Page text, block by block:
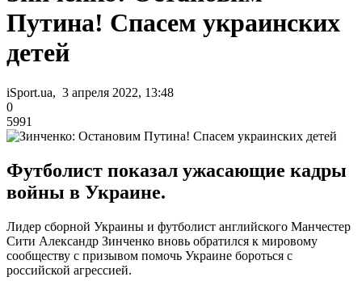
Путина! Спасем украинских
детей
iSport.ua, 3 апреля 2022, 13:48
0
5991
Футболист показал ужасающие кадры
войны в Украине.
Лидер сборной Украины и футболист английского Манчестер
Сити Александр Зинченко вновь обратился к мировому
сообществу с призывом помочь Украине бороться с
российской агрессией.